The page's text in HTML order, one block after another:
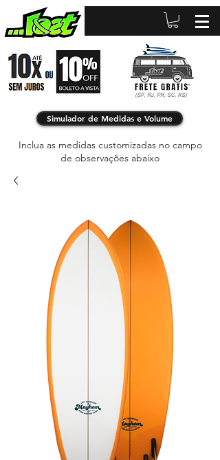
Simulador de Medidas e Volume
Inclua as medidas customizadas no campo
de observações abaixo